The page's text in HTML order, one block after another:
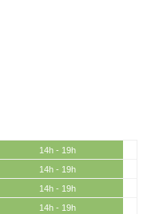
14h - 19h
14h - 19h
14h - 19h
14h - 19h